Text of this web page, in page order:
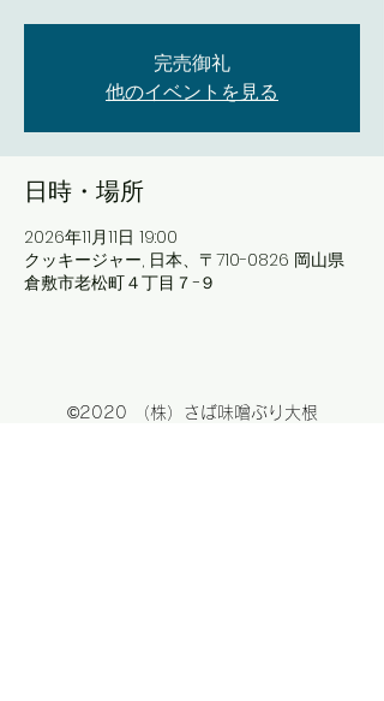
完売御礼
他のイベントを見る
日時・場所
2026年11月11日 19:00
クッキージャー, 日本、〒710-0826 岡山県
倉敷市老松町４丁目７−９
©2020 （株）さば味噌ぶり大根